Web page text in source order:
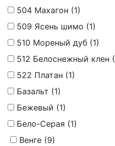
504 Махагон (1)
509 Ясень шимо (1)
510 Мореный дуб (1)
512 Белоснежный клен (
522 Платан (1)
Базальт (1)
Бежевый (1)
Бело-Серая (1)
Венге (9)